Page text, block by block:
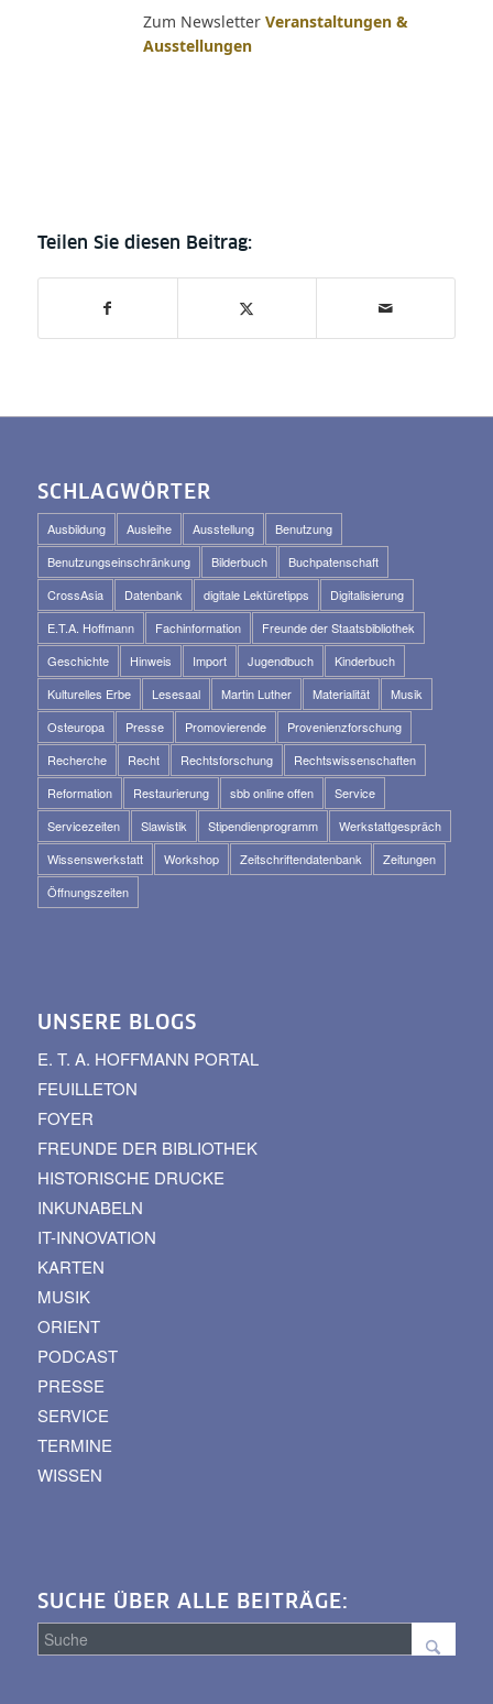
Zum Newsletter Veranstaltungen &
Ausstellungen
SCHLAGWÖRTER
Ausbildung Ausleihe Ausstellung
Benutzung
Benutzungseinschränkung
Bilderbuch
Buchpatenschaft
CrossAsia
Datenbank digitale Lektüretipps
Digitalisierung
E.T.A. Hoffmann
Fachinformation
Freunde der Staatsbibliothek
Geschichte
Hinweis Import Jugendbuch
Kinderbuch
Kulturelles Erbe
Lesesaal Martin Luther Materialität
Musik
Osteuropa
Presse Promovierende
Provenienzforschung
Recherche
Recht Rechtsforschung
Rechtswissenschaften
Reformation
Restaurierung sbb online offen
Service
Servicezeiten
Slawistik Stipendienprogramm
Werkstattgespräch
Wissenswerkstatt
Workshop Zeitschriftendatenbank
Zeitungen
Öffnungszeiten
UNSERE BLOGS
E. T. A. HOFFMANN PORTAL
FEUILLETON
FOYER
FREUNDE DER BIBLIOTHEK
HISTORISCHE DRUCKE
INKUNABELN
IT-INNOVATION
KARTEN
MUSIK
ORIENT
PODCAST
PRESSE
SERVICE
TERMINE
WISSEN
SUCHE ÜBER ALLE BEITRÄGE: